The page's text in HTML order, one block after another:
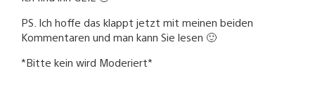
PS. Ich hoffe das klappt jetzt mit meinen beiden
Kommentaren und man kann Sie lesen 🙂
*Bitte kein wird Moderiert*